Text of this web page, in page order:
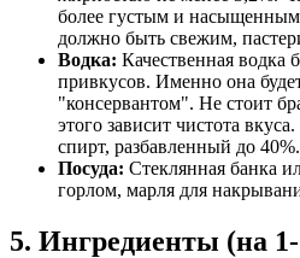
более густым и
должно быть свежим,
Водка: Качественная водка
привкусов. Именно она
"консервантом". Не стоит
этого зависит чистота
спирт, разбавленный до 40%.
Посуда: Стеклянная банка
горлом, марля для
5. Ингредиенты (на